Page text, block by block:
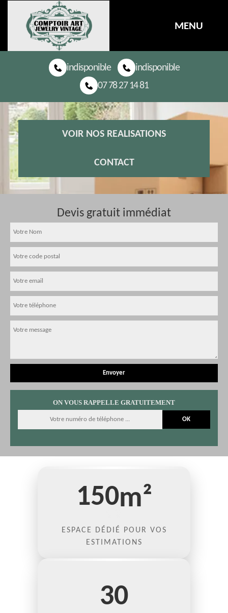
MENU
indisponible
indisponible
07 78 27 14 81
VOIR NOS REALISATIONS
CONTACT
Devis gratuit immédiat
ON VOUS RAPPELLE GRATUITEMENT
150m²
ESPACE DÉDIÉ POUR VOS
ESTIMATIONS
30